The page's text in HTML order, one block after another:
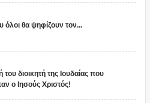
όλοι θα ψηφίζουν τον...
διοικητή της Ιουδαίας που
ο Ιησούς Χριστός!